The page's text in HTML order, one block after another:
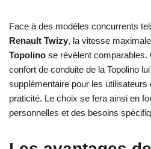
Face à des modèles concurrents
Renault Twizy, la vitesse
Topolino se révèlent comparables.
confort de conduite de la Topolino
supplémentaire pour les
praticité. Le choix se fera ainsi en
personnelles et des besoins